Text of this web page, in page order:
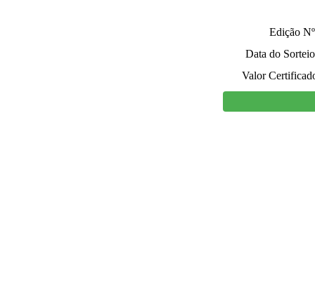
Edição
Data do
Valor